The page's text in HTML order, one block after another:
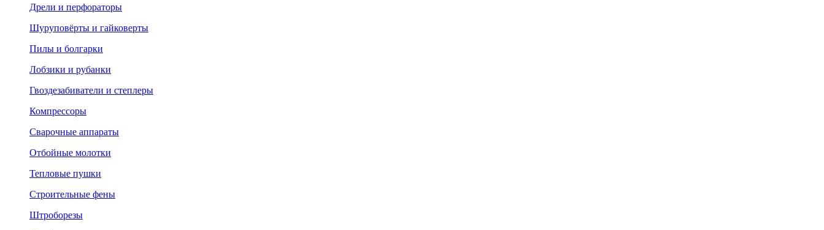
Дрели и перфораторы
Шуруповёрты и гайковерты
Пилы и болгарки
Лобзики и рубанки
Гвоздезабиватели и степлеры
Компрессоры
Сварочные аппараты
Отбойные молотки
Тепловые пушки
Строительные фены
Штроборезы